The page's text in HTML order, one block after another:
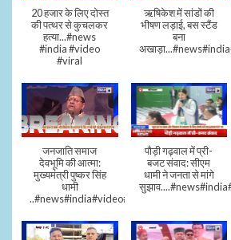
20 हजार के लिए दोस्त
की पत्थर से कुचलकर
हत्या...#news
#india #video
#viral
ऋषिकेश में सांडों की
भीषण लड़ाई, बस स्टैंड
बना
जनजाति समाज
देवभूमि की आत्मा:
मुख्यमंत्री पुष्कर सिंह
धामी
..#news#india#video#viral
पौड़ी गढ़वाल में प्री-
बजट संवाद: सीएम
धामी ने जनता से मांगे